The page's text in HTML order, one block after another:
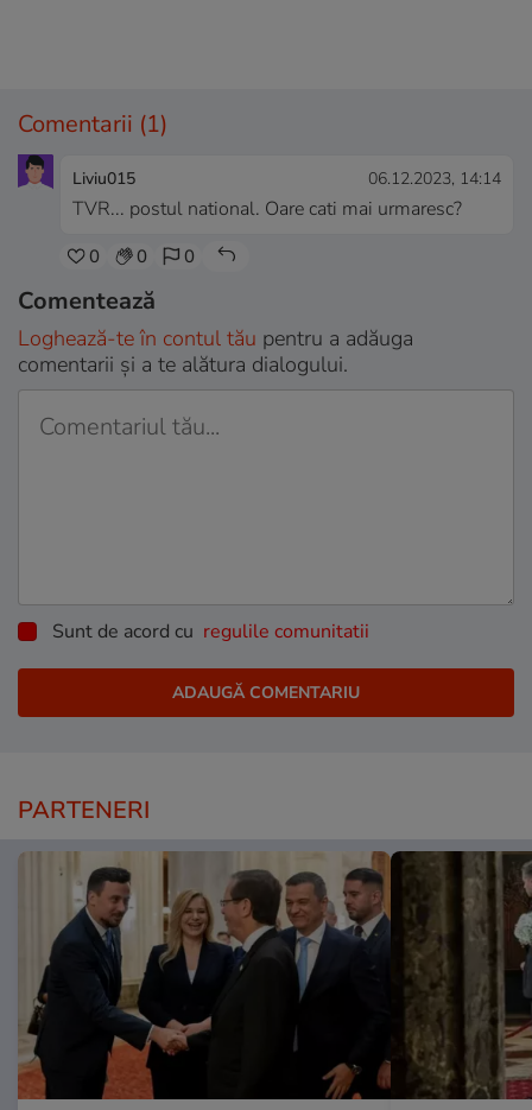
Comentarii (1)
Liviu015 06.12.2023, 14:14
TVR... postul national. Oare cati mai urmaresc?
0 0 0
Comentează
Loghează-te în contul tău pentru a adăuga
comentarii și a te alătura dialogului.
Sunt de acord cu regulile comunitatii
PARTENERI